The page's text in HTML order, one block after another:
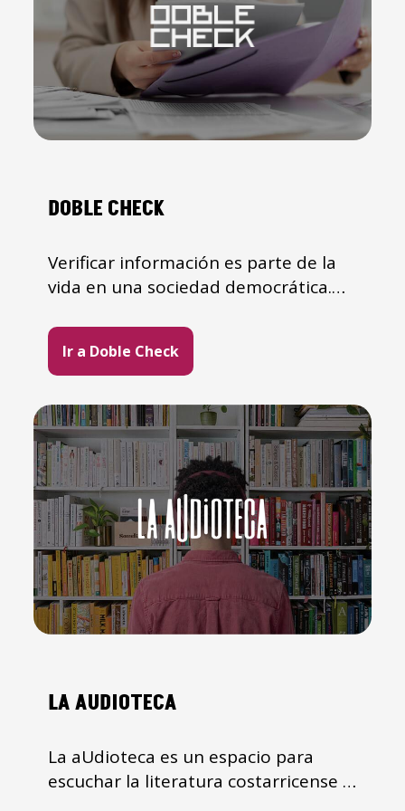
DOBLE CHECK
Verificar información es parte de la
vida en una sociedad democrática.
tarea diaria y constante.
Ir a Doble Check
LA AUDIOTECA
La aUdioteca es un espacio para
escuchar la literatura costarricense e